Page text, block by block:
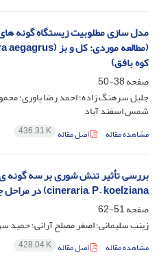
مدل سازی مطلوبیت زیستگاه گونه
کوه بافق)
صفحه38-50
جلیل سرهنگ زاده؛ احمد رضا یاوری؛
شمس اسفند آباد
مشاهده مقاله اصل مقاله 436.31 K
cineraria, P. koelziana) در مراحل جوانه‌زنی و دانه‌رست
صفحه51-62
زینب سلیمانی؛ اصغر مصلح آرانی؛ حمید
مشاهده مقاله اصل مقاله 428.04 K